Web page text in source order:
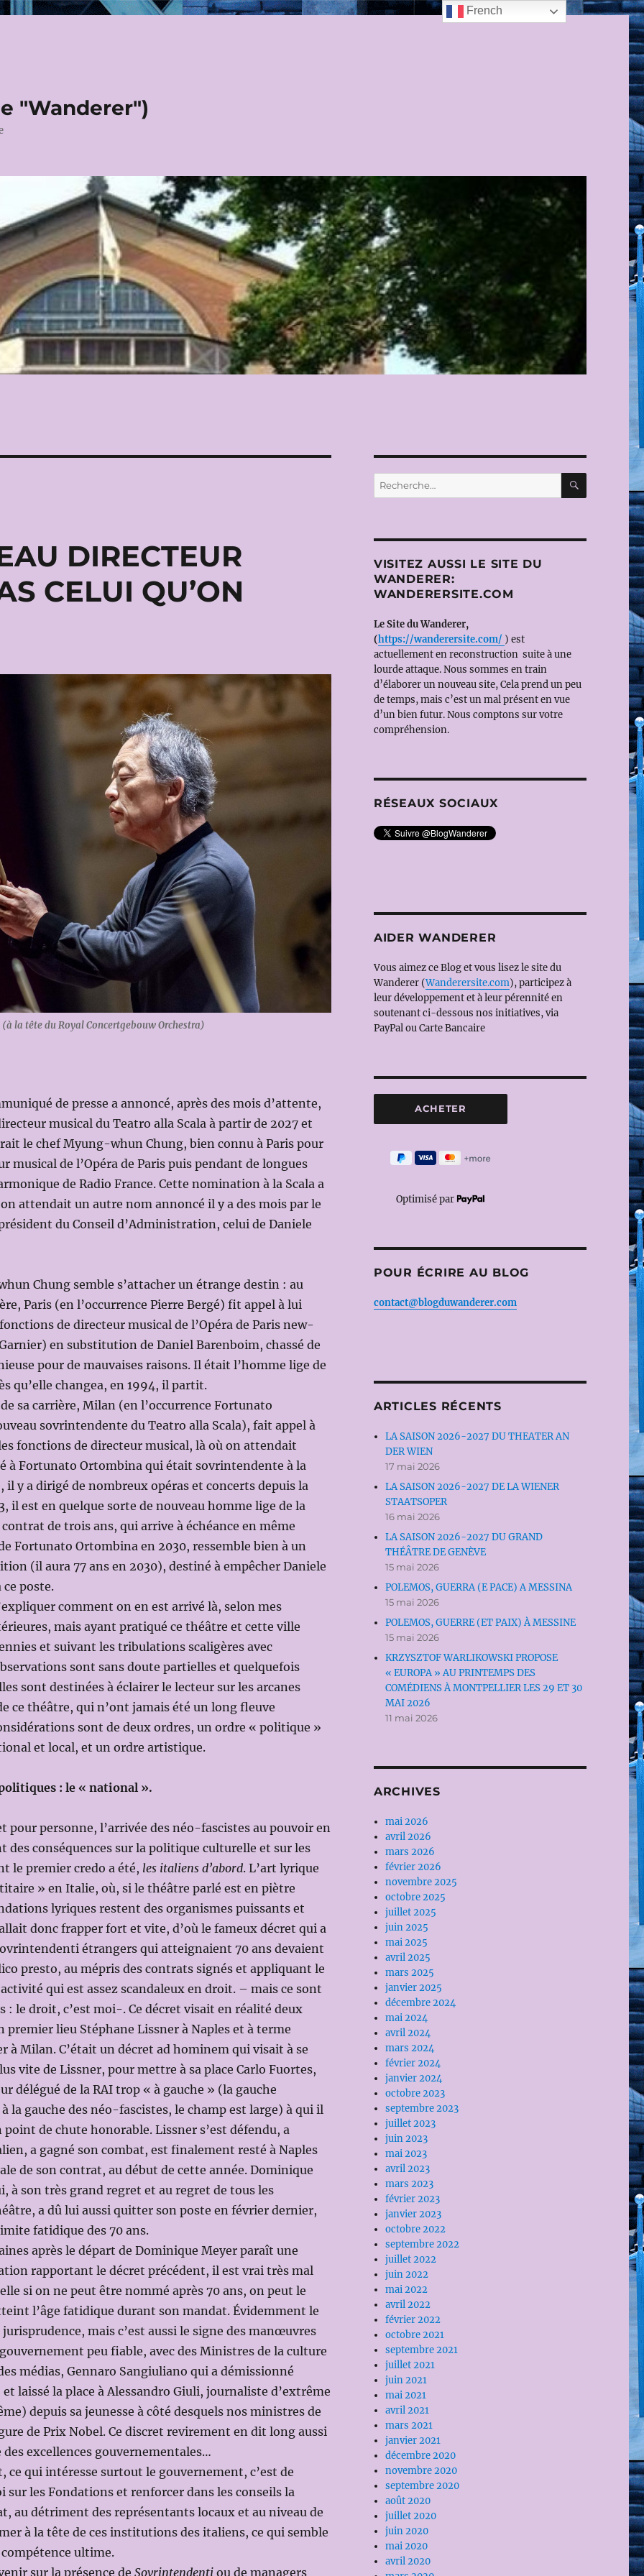
"Wanderer")
DIRECTEUR
CELUI QU’ON
la tête du Royal Concertgebouw Orchestra)
de presse a annoncé, après des mois d’attente,
musical du Teatro alla Scala à partir de 2027 et
le chef Myung-whun Chung, bien connu à Paris pour
musical de l’Opéra de Paris puis pendant de longues
de Radio France. Cette nomination à la Scala a
attendait un autre nom annoncé il y a des mois par le
du Conseil d’Administration, celui de Daniele
Chung semble s’attacher un étrange destin : au
Paris (en l’occurrence Pierre Bergé) fit appel à lui
de directeur musical de l’Opéra de Paris new-
en substitution de Daniel Barenboim, chassé de
pour de mauvaises raisons. Il était l’homme lige de
qu’elle changea, en 1994, il partit.
sa carrière, Milan (en l’occurrence Fortunato
sovrintendente du Teatro alla Scala), fait appel à
fonctions de directeur musical, là où on attendait
à Fortunato Ortombina qui était sovrintendente à la
il y a dirigé de nombreux opéras et concerts depuis la
il est en quelque sorte de nouveau homme lige de la
de trois ans, qui arrive à échéance en même
Fortunato Ortombina en 2030, ressemble bien à un
(il aura 77 ans en 2030), destiné à empêcher Daniele
ce poste.
comment on en est arrivé là, selon mes
mais ayant pratiqué ce théâtre et cette ville
et suivant les tribulations scaligères avec
sont sans doute partielles et quelquefois
sont destinées à éclairer le lecteur sur les arcanes
ce théâtre, qui n’ont jamais été un long fleuve
sont de deux ordres, un ordre « politique »
et local, et un ordre artistique.
: le « national ».
pour personne, l’arrivée des néo-fascistes au pouvoir en
des conséquences sur la politique culturelle et sur les
le premier credo a été, les italiens d’abord. L’art lyrique
» en Italie, où, si le théâtre parlé est en piètre
lyriques restent des organismes puissants et
donc frapper fort et vite, d’où le fameux décret qui a
étrangers qui atteignaient 70 ans devaient
presto, au mépris des contrats signés et appliquant le
qui est assez scandaleux en droit. – mais ce sont
: le droit, c’est moi-. Ce décret visait en réalité deux
premier lieu Stéphane Lissner à Naples et à terme
à Milan. C’était un décret ad hominem qui visait à se
vite de Lissner, pour mettre à sa place Carlo Fuortes,
délégué de la RAI trop « à gauche » (la gauche
la gauche des néo-fascistes, le champ est large) à qui il
de chute honorable. Lissner s’est défendu, a
a gagné son combat, est finalement resté à Naples
de son contrat, au début de cette année. Dominique
à son très grand regret et au regret de tous les
a dû lui aussi quitter son poste en février dernier,
fatidique des 70 ans.
après le départ de Dominique Meyer paraît une
rapportant le décret précédent, il est vrai très mal
si on ne peut être nommé après 70 ans, on peut le
l’âge fatidique durant son mandat. Évidemment le
mais c’est aussi le signe des manœuvres
peu fiable, avec des Ministres de la culture
médias, Gennaro Sangiuliano qui a démissionné
laissé la place à Alessandro Giuli, journaliste d’extrême
depuis sa jeunesse à côté desquels nos ministres de
de Prix Nobel. Ce discret revirement en dit long aussi
excellences gouvernementales…
ce qui intéresse surtout le gouvernement, c’est de
sur les Fondations et renforcer dans les conseils la
au détriment des représentants locaux et au niveau de
à la tête de ces institutions des italiens, ce qui semble
ultime.
sur la présence de Sovrintendentiou de managers
Recherche
pour :
VISITEZ AUSSI LE SITE DU
WANDERER:
WANDERERSITE.COM
Le Site du Wanderer,
(https://wanderersite.com/ ) est
actuellement en reconstruction suite à une
lourde attaque. Nous sommes en train
d’élaborer un nouveau site, Cela prend un peu
de temps, mais c’est un mal présent en vue
d’un bien futur. Nous comptons sur votre
compréhension.
RÉSEAUX SOCIAUX
AIDER WANDERER
Vous aimez ce Blog et vous lisez le site du
Wanderer (Wanderersite.com), participez à
leur développement et à leur pérennité en
soutenant ci-dessous nos initiatives, via
PayPal ou Carte Bancaire
Optimisé par
POUR ÉCRIRE AU BLOG
contact@blogduwanderer.com
ARTICLES RÉCENTS
LA SAISON 2026-2027 DU THEATER AN
DER WIEN
17 mai 2026
LA SAISON 2026-2027 DE LA WIENER
STAATSOPER
16 mai 2026
LA SAISON 2026-2027 DU GRAND
THÉÂTRE DE GENÈVE
15 mai 2026
POLEMOS, GUERRA (E PACE) A MESSINA
15 mai 2026
POLEMOS, GUERRE (ET PAIX) À MESSINE
15 mai 2026
KRZYSZTOF WARLIKOWSKI PROPOSE
« EUROPA » AU PRINTEMPS DES
COMÉDIENS À MONTPELLIER LES 29 ET 30
MAI 2026
11 mai 2026
ARCHIVES
mai 2026
avril 2026
mars 2026
février 2026
novembre 2025
octobre 2025
juillet 2025
juin 2025
mai 2025
avril 2025
mars 2025
janvier 2025
décembre 2024
mai 2024
avril 2024
mars 2024
février 2024
janvier 2024
octobre 2023
septembre 2023
juillet 2023
juin 2023
mai 2023
avril 2023
mars 2023
février 2023
janvier 2023
octobre 2022
septembre 2022
juillet 2022
juin 2022
mai 2022
avril 2022
février 2022
octobre 2021
septembre 2021
juillet 2021
juin 2021
mai 2021
avril 2021
mars 2021
janvier 2021
décembre 2020
novembre 2020
septembre 2020
août 2020
juillet 2020
juin 2020
mai 2020
avril 2020
French